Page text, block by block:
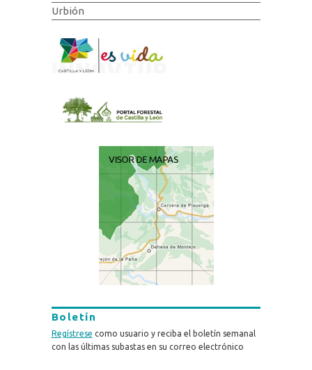
Urbión
Boletín
Regístrese como usuario y reciba el boletín semanal
con las últimas subastas en su correo electrónico